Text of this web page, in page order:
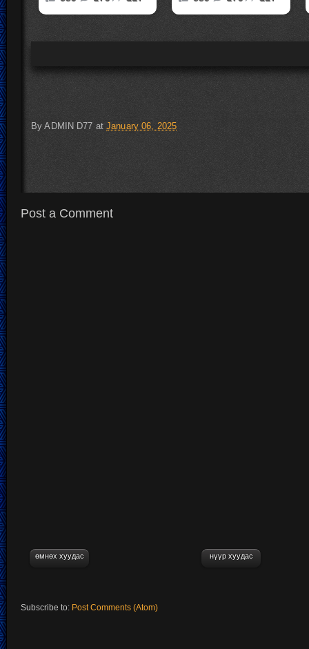
ByADMIN D77 atJanuary 06, 2025
Post a Comment
өмнөх хуудас нүүр хуудас
Subscribe to: Post Comments (Atom)